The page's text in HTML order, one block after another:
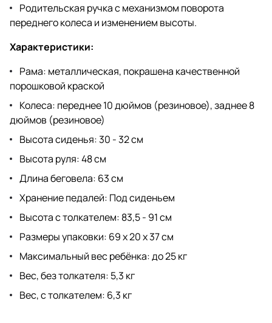
Родительская ручка с механизмом поворота
переднего колеса и изменением высоты.
Характеристики:
Рама: металлическая, покрашена качественной
порошковой краской
Колеса: переднее 10 дюймов (резиновое), заднее 8
дюймов (резиновое)
Высота сиденья: 30 - 32 см
Высота руля: 48 см
Длина беговела: 63 см
Хранение педалей: Под сиденьем
Высота с толкателем: 83,5 - 91 см
Размеры упаковки: 69 х 20 х 37 см
Максимальный вес ребёнка: до 25 кг
Вес, без толкателя: 5,3 кг
Вес, с толкателем: 6,3 кг